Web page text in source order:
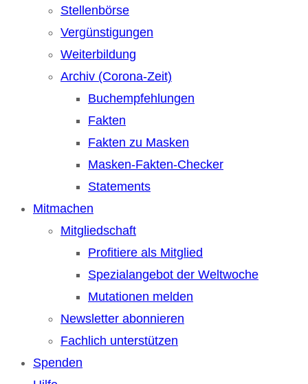
Stellenbörse
Vergünstigungen
Weiterbildung
Archiv (Corona-Zeit)
Buchempfehlungen
Fakten
Fakten zu Masken
Masken-Fakten-Checker
Statements
Mitmachen
Mitgliedschaft
Profitiere als Mitglied
Spezialangebot der Weltwoche
Mutationen melden
Newsletter abonnieren
Fachlich unterstützen
Spenden